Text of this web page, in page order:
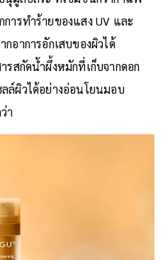
ารทำร้ายของแสง UV และ
อาการอักเสบของผิวได้
รสกัดน้ำผึ้งหมักที่เก็บจากดอก
ล์ผิวได้อย่างอ่อนโยนมอบ
า